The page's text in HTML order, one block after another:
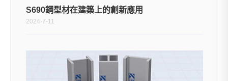
S690鋼型材在建築上的創新應用
2024-7-11